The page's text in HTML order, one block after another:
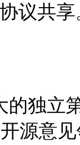
共享
的独立
开源意